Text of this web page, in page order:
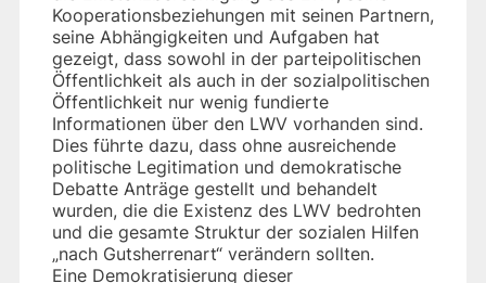
Kooperationsbeziehungen mit seinen Partnern,
seine Abhängigkeiten und Aufgaben hat
gezeigt, dass sowohl in der parteipolitischen
Öffentlichkeit als auch in der sozialpolitischen
Öffentlichkeit nur wenig fundierte
Informationen über den LWV vorhanden sind.
Dies führte dazu, dass ohne ausreichende
politische Legitimation und demokratische
Debatte Anträge gestellt und behandelt
wurden, die die Existenz des LWV bedrohten
und die gesamte Struktur der sozialen Hilfen
„nach Gutsherrenart“ verändern sollten.
Eine Demokratisierung dieser